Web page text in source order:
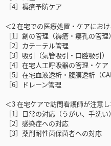
［4］褥瘡予防ケア
＜2 在宅での医療処置・ケアにお
［1］創の管理（褥瘡・瘻孔の管理）
［2］カテーテル管理
［3］吸引（気管吸引・口腔吸引）
［4］在宅人工呼吸器の管理・ケア
［5］在宅血液透析・腹膜透析（
［6］ドレーン管理
＜3 在宅ケアで訪問看護師が注意
［1］日常の対応（うがい、手洗い）
［2］感染症への対応
［3］薬剤耐性菌保菌者への対応